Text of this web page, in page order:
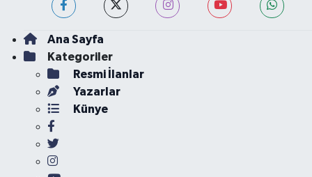
Ana Sayfa
Kategoriler
Resmi İlanlar
Yazarlar
Künye